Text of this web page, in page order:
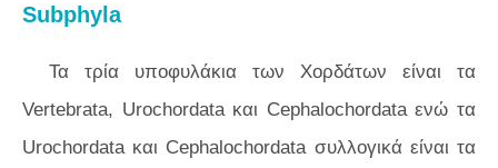
Subphyla
Τα τρία υποφυλάκια των Χορδάτων είναι τα
Vertebrata, Urochordata και Cephalochordata ενώ τα
Urochordata και Cephalochordata συλλογικά είναι τα